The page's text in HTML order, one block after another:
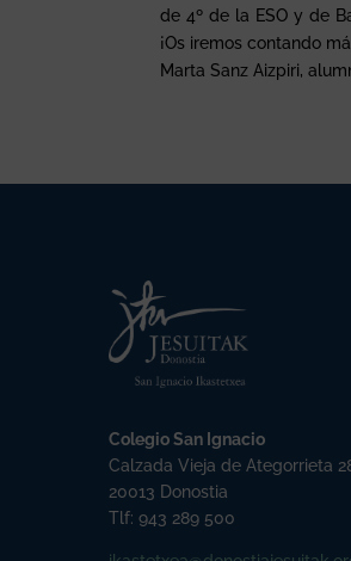
de 4º de la ESO y de
¡Os iremos contando
Marta Sanz Aizpiri,
Colegio San Ignacio
Calzada Vieja de Ategorrieta
20013 Donostia
Tlf: 943 289 500